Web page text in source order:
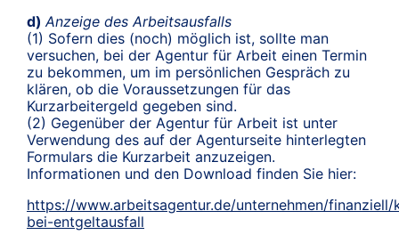
d)Anzeige des Arbeitsausfalls
(1) Sofern dies (noch) möglich ist, sollte man
versuchen, bei der Agentur für Arbeit einen Termin
zu bekommen, um im persönlichen Gespräch zu
klären, ob die Voraussetzungen für das
Kurzarbeitergeld gegeben sind.
(2) Gegenüber der Agentur für Arbeit ist unter
Verwendung des auf der Agenturseite hinterlegten
Formulars die Kurzarbeit anzuzeigen.
Informationen und den Download finden Sie hier:
https://www.arbeitsagentur.de/unternehmen/
bei-entgeltausfall